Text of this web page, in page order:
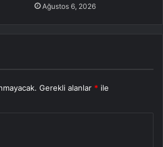
Ağustos 6, 2026
Gerekli alanlar * ile